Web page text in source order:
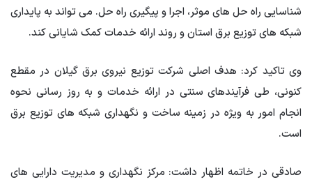
شناسایی راه حل های موثر، اجرا و پیگیری راه حل. می تواند به پایداری
شبکه های توزیع برق استان و روند ارائه خدمات کمک شایانی کند.
وی تاکید کرد: هدف اصلی شرکت توزیع نیروی برق گیلان در مقطع
کنونی، طی فرآیندهای سنتی در ارائه خدمات و به روز رسانی نحوه
انجام امور به ویژه در زمینه ساخت و نگهداری شبکه های توزیع برق
است.
صادقی در خاتمه اظهار داشت: مرکز نگهداری و مدیریت دارایی های